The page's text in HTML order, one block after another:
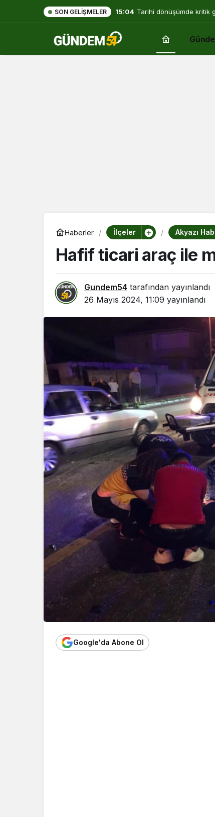
SON GELIŞMELER 15:04 Tarihi dönüşümde kritik
Haberler İlçeler Akyazı
Hafif ticari araç ile
Gundem54 tarafından yayınlandı
26 Mayıs 2024, 11:09 yayınlandı
Google'da Abone Ol